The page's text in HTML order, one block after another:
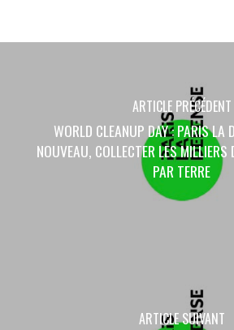
ARTICLE PRÉCÉDENT
WORLD CLEANUP DAY : PARIS LA
NOUVEAU, COLLECTER LES MILLIERS
PAR TERRE
ARTICLE SUIVANT